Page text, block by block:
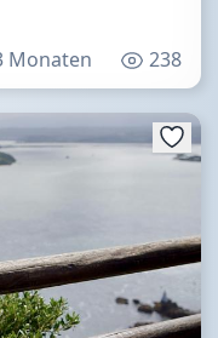
Monaten 238